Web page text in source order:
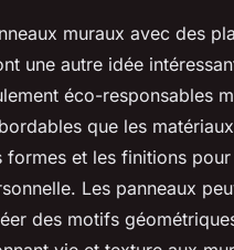
muraux avec des
une autre idée
éco-responsables
que les
formes et les finitions
Les panneaux
des motifs